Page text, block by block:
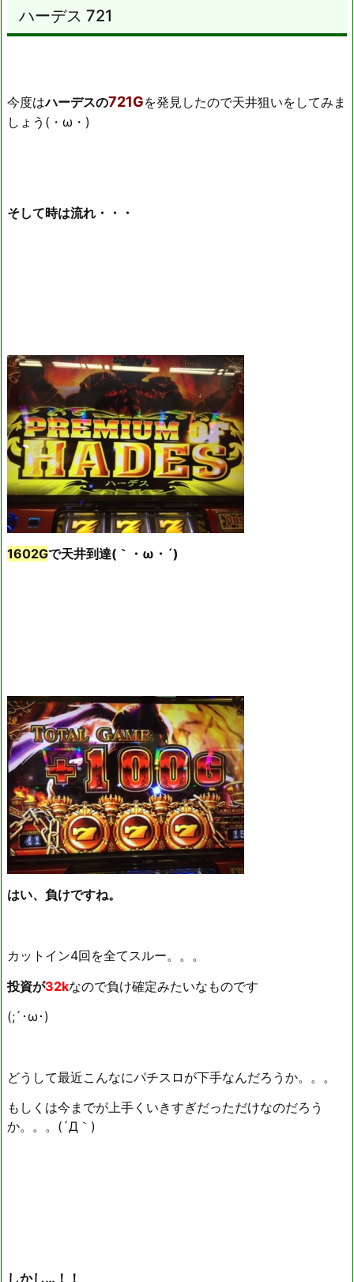
ハーデス 721
今度はハーデスの721Gを発見したので天井狙いをしてみま
しょう(・ω・)
そして時は流れ・・・
1602Gで天井到達(｀・ω・´)ゞ
はい、負けですね。
カットイン4回を全てスルー。。。
投資が32kなので負け確定みたいなものです
(;´･ω･)
どうして最近こんなにパチスロが下手なんだろうか。。。
もしくは今までが上手くいきすぎだっただけなのだろう
か。。。(´Д｀)
しかし…！！